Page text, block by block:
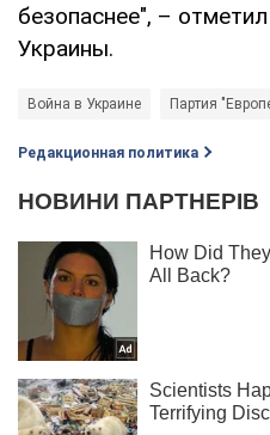
безопаснее", –
Украины.
Война в Украине Партия
Редакционная политика